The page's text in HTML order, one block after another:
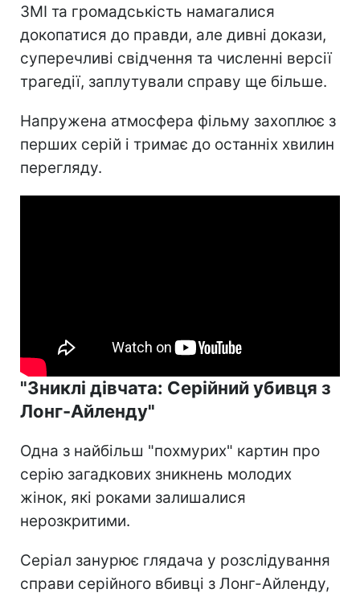
ЗМІ та громадськість намагалися
докопатися до правди, але дивні докази,
суперечливі свідчення та численні версії
трагедії, заплутували справу ще більше.
Напружена атмосфера фільму захоплює з
перших серій і тримає до останніх хвилин
перегляду.
"Зниклі дівчата: Серійний убивця з
Лонг-Айленду"
Одна з найбільш "похмурих" картин про
серію загадкових зникнень молодих
жінок, які роками залишалися
нерозкритими.
Серіал занурює глядача у розслідування
справи серійного вбивці з Лонг-Айленду,